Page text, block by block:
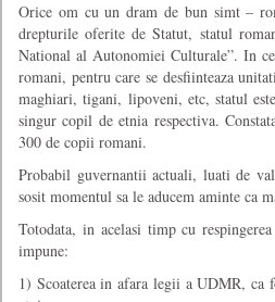
Orice om cu un dram de bun simt –
drepturile oferite de Statut, statul
National al Autonomiei Culturale”. In
romani, pentru care se desfiinteaza
maghiari, tigani, lipoveni, etc, statul
singur copil de etnia respectiva.
300 de copii romani.
Probabil guvernantii actuali, luati de
sosit momentul sa le aducem aminte ca
Totodata, in acelasi timp cu
impune:
1) Scoaterea in afara legii a UDMR, ca